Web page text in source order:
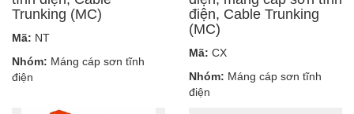
Trunking (MC)
Mã: NT
Nhóm: Máng cáp sơn tĩnh
điện
điện, Cable Trunking
(MC)
Mã: CX
Nhóm: Máng cáp sơn tĩnh
điện